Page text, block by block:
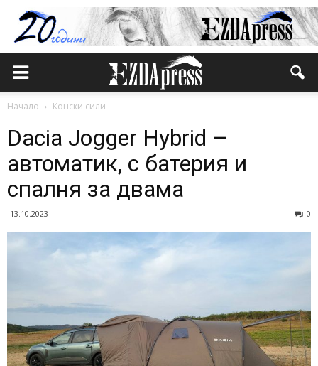
Начало Конски сили
Dacia Jogger Hybrid –
автоматик, с батерия и
спалня за двама
13.10.2023 0